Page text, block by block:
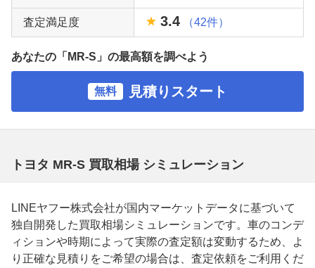
査定満足度 3.4 （42件）
あなたの「MR-S」の最高額を調べよう
無料 見積りスタート
トヨタ MR-S 買取相場 シミュレーション
LINEヤフー株式会社が国内マーケットデータに基づいて
独自開発した買取相場シミュレーションです。車のコンデ
ィションや時期によって実際の査定額は変動するため、よ
り正確な見積りをご希望の場合は、査定依頼をご利用くだ